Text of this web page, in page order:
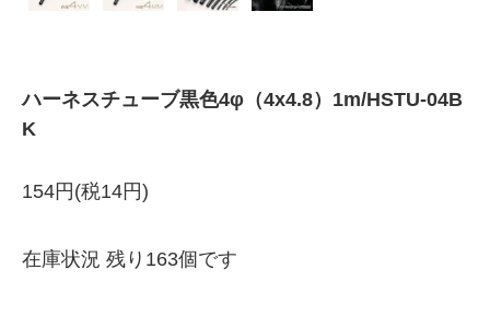
ハーネスチューブ黒色4φ（4x4.8）1m/HSTU-04B
K
154円(税14円)
在庫状況 残り163個です